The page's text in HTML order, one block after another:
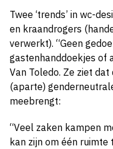
Twee ‘trends’ in wc-
en kraandrogers
verwerkt). “Geen
gastenhanddoekjes of
Van Toledo. Ze ziet
(aparte)
meebrengt:
“Veel zaken kampen
kan zijn om één